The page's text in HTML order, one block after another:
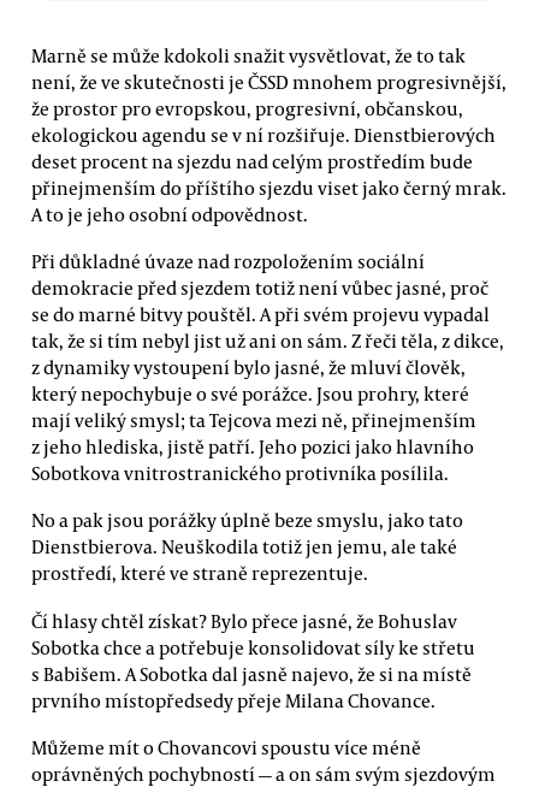
Marně se může kdokoli snažit vysvětlovat, že to tak
není, že ve skutečnosti je ČSSD mnohem progresivnější,
že prostor pro evropskou, progresivní, občanskou,
ekologickou agendu se v ní rozšiřuje. Dienstbierových
deset procent na sjezdu nad celým prostředím bude
přinejmenším do příštího sjezdu viset jako černý mrak.
A to je jeho osobní odpovědnost.
Při důkladné úvaze nad rozpoložením sociální
demokracie před sjezdem totiž není vůbec jasné, proč
se do marné bitvy pouštěl. A při svém projevu vypadal
tak, že si tím nebyl jist už ani on sám. Z řeči těla, z dikce,
z dynamiky vystoupení bylo jasné, že mluví člověk,
který nepochybuje o své porážce. Jsou prohry, které
mají veliký smysl; ta Tejcova mezi ně, přinejmenším
z jeho hlediska, jistě patří. Jeho pozici jako hlavního
Sobotkova vnitrostranického protivníka posílila.
No a pak jsou porážky úplně beze smyslu, jako tato
Dienstbierova. Neuškodila totiž jen jemu, ale také
prostředí, které ve straně reprezentuje.
Čí hlasy chtěl získat? Bylo přece jasné, že Bohuslav
Sobotka chce a potřebuje konsolidovat síly ke střetu
s Babišem. A Sobotka dal jasně najevo, že si na místě
prvního místopředsedy přeje Milana Chovance.
Můžeme mít o Chovancovi spoustu více méně
oprávněných pochybností — a on sám svým sjezdovým